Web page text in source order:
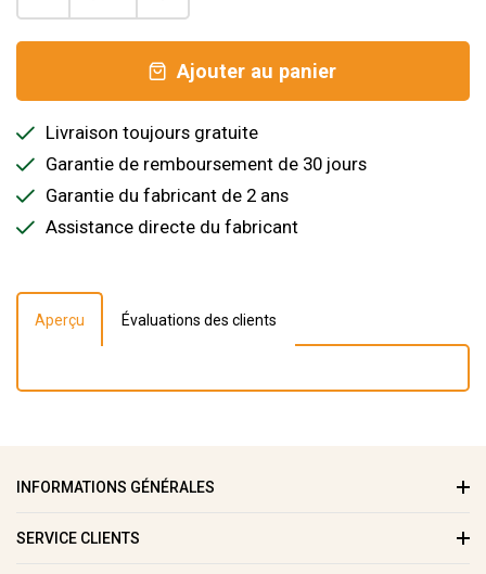
Ajouter au panier
Livraison toujours gratuite
Garantie de remboursement de 30 jours
Garantie du fabricant de 2 ans
Assistance directe du fabricant
Aperçu Évaluations des clients
INFORMATIONS GÉNÉRALES
SERVICE CLIENTS